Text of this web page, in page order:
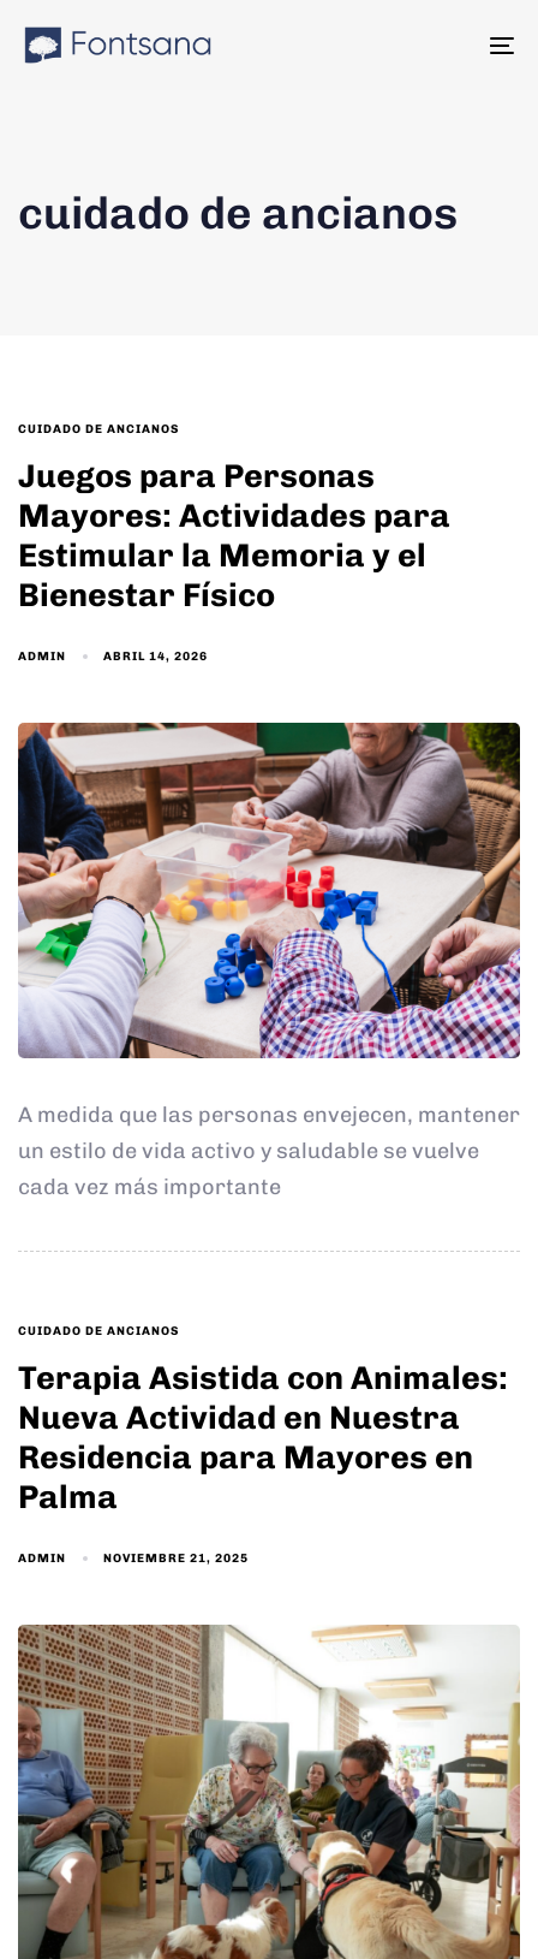
links
cuidado de ancianos
TAGS
CUIDADO DE ANCIANOS
Juegos para Personas
Mayores: Actividades para
Estimular la Memoria y el
Bienestar Físico
ADMIN ABRIL 14, 2026
A medida que las personas envejecen, mantener
un estilo de vida activo y saludable se vuelve
cada vez más importante
TAGS
CUIDADO DE ANCIANOS
Terapia Asistida con Animales:
Nueva Actividad en Nuestra
Residencia para Mayores en
Palma
ADMIN NOVIEMBRE 21, 2025